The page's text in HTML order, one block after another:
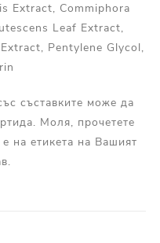
Extract, Commiphora
Leaf Extract,
Pentylene Glycol,
съставките може да
Моля, прочетете
на етикета на Вашият